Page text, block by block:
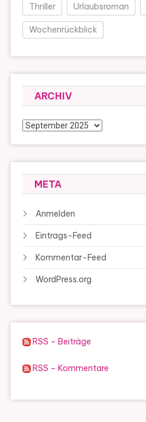
Thriller Urlaubsroman
Wochenrückblick
ARCHIV
Archiv
META
Anmelden
Eintrags-Feed
Kommentar-Feed
WordPress.org
RSS – Beiträge
RSS – Kommentare